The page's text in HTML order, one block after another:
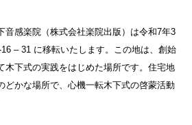
音感楽院（株式会社楽院出版）は令和7年3
– 31 に移転いたします。この地は、創始
木下式の実践をはじめた場所です。住宅地
どかな場所で、心機一転木下式の啓蒙活動